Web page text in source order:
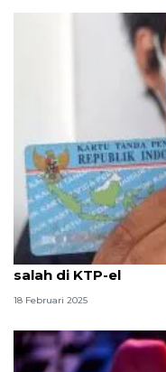
Tidak perlu sidang,
salah di KTP-el
18 Februari 2025